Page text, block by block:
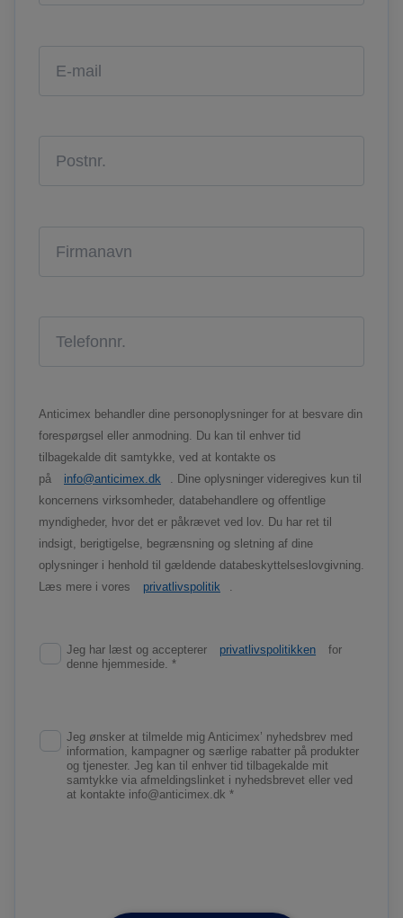
Anticimex behandler dine personoplysninger for at besvare din
forespørgsel eller anmodning. Du kan til enhver tid
tilbagekalde dit samtykke, ved at kontakte os
på
info@anticimex.dk
. Dine oplysninger videregives kun til
koncernens virksomheder, databehandlere og offentlige
myndigheder, hvor det er påkrævet ved lov. Du har ret til
indsigt, berigtigelse, begrænsning og sletning af dine
oplysninger i henhold til gældende databeskyttelseslovgivning.
Læs mere i vores
privatlivspolitik .
Jeg har læst og accepterer privatlivspolitikken
for
denne hjemmeside. *
Jeg ønsker at tilmelde mig Anticimex’ nyhedsbrev med
information, kampagner og særlige rabatter på produkter
og tjenester. Jeg kan til enhver tid tilbagekalde mit
samtykke via afmeldingslinket i nyhedsbrevet eller ved
at kontakte info@anticimex.dk *